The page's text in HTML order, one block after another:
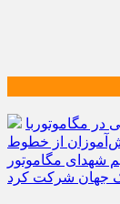
مگاموتوربا
از خطوط
شهدای مگاموتور
جهان شرکت کرد